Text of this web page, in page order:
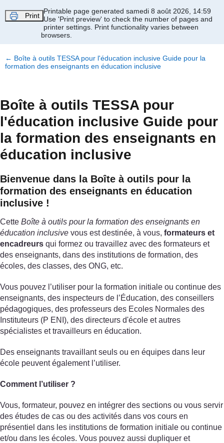
Print
Printable page generated samedi 8 août 2026, 14:59
Use 'Print preview' to check the number of pages and
printer settings. Print functionality varies between
browsers.
← Boîte à outils TESSA pour l'éducation inclusive Guide pour la
formation des enseignants en éducation inclusive
Boîte à outils TESSA pour
l'éducation inclusive Guide pour
la formation des enseignants en
éducation inclusive
Bienvenue dans la Boîte à outils pour la
formation des enseignants en éducation
inclusive !
Cette Boîte à outils pour la formation des enseignants en
éducation inclusive vous est destinée, à vous, formateurs et
encadreurs qui formez ou travaillez avec des formateurs et
des enseignants, dans des institutions de formation, des
écoles, des classes, des ONG, etc.
Vous pouvez l’utiliser pour la formation initiale ou continue des
enseignants, des inspecteurs de l’Éducation, des conseillers
pédagogiques, des professeurs des Ecoles Normales des
Instituteurs (P ENI), des directeurs d'école et autres
spécialistes et travailleurs en éducation.
Des enseignants travaillant seuls ou en équipes dans leur
école peuvent également l’utiliser.
Comment l’utiliser ?
Vous, formateur, pouvez en intégrer des sections ou vous servir
des études de cas ou des activités dans vos cours en
présentiel dans les institutions de formation initiale ou continue
et/ou dans les écoles. Vous pouvez aussi dupliquer et